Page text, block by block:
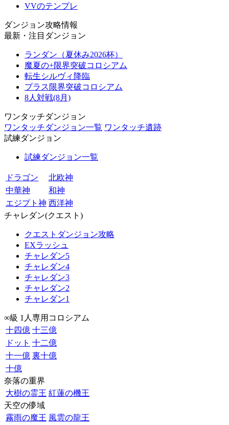
VVのテンプレ
ダンジョン攻略情報
最新・注目ダンジョン
ランダン（夏休み2026杯）
魔夏の+限界突破コロシアム
転生シルヴィ降臨
プラス限界突破コロシアム
8人対戦(8月)
ワンタッチダンジョン
ワンタッチダンジョン一覧 ワンタッチ遺跡
試練ダンジョン
試練ダンジョン一覧
ドラゴン
北欧神
中華神
和神
エジプト神 西洋神
チャレダン(クエスト)
クエストダンジョン攻略
EXラッシュ
チャレダン5
チャレダン4
チャレダン3
チャレダン2
チャレダン1
∞級 1人専用コロシアム
十四億 十三億
ドット 十二億
十一億 裏十億
十億
奈落の重界
大樹の霊王 紅蓮の機王
天空の儚域
霧雨の魔王 風雲の龍王